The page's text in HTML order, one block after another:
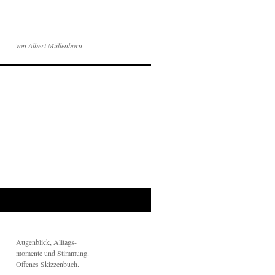
von Albert Müllenborn
Augenblick, Alltags-
momente und Stimmung.
Offenes Skizzenbuch.